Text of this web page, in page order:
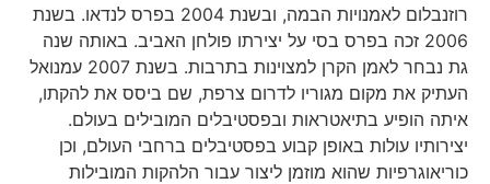
רוזנבלום לאמנויות הבמה, ובשנת 2004 בפרס לנדאו. בשנת
2006 זכה בפרס בסי על יצירתו פולחן האביב. באותה שנה
גת נבחר לאמן הקרן למצוינות בתרבות. בשנת 2007 עמנואל
העתיק את מקום מגוריו לדרום צרפת, שם ביסס את להקתו,
איתה הופיע בתיאטראות ובפסטיבלים המובילים בעולם.
יצירותיו עולות באופן קבוע בפסטיבלים ברחבי העולם, וכן
כוריאוגרפיות שהוא מוזמן ליצור עבור הלהקות המובילות